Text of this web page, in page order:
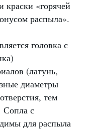
краски «горячей
распыла».
головка с
(латунь,
диаметры
тем
Сопла с
для распыла